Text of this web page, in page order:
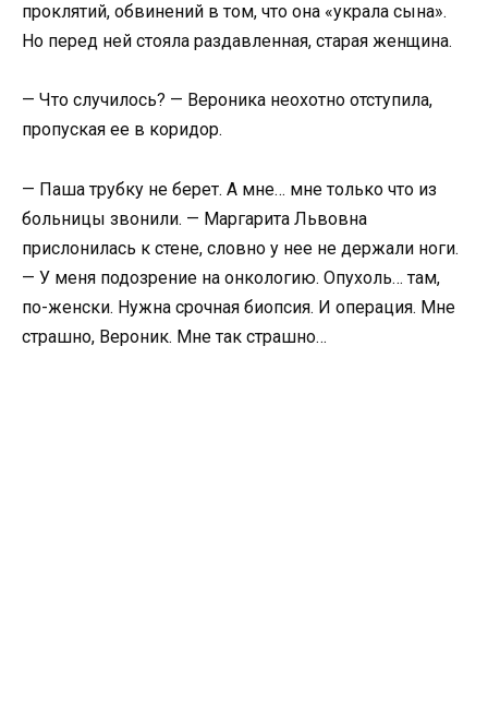
проклятий, обвинений в том, что она «украла сына».
Но перед ней стояла раздавленная, старая женщина.
— Что случилось? — Вероника неохотно отступила,
пропуская ее в коридор.
— Паша трубку не берет. А мне… мне только что из
больницы звонили. — Маргарита Львовна
прислонилась к стене, словно у нее не держали ноги.
— У меня подозрение на онкологию. Опухоль… там,
по-женски. Нужна срочная биопсия. И операция. Мне
страшно, Вероник. Мне так страшно…